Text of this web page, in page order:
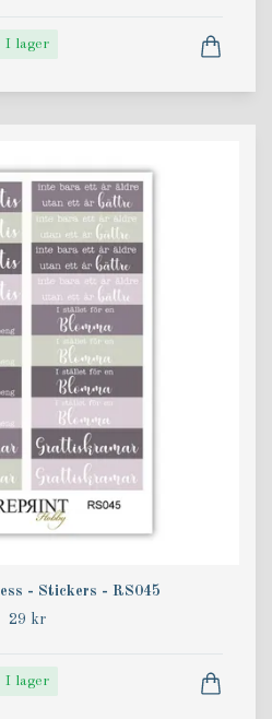
I lager
- Stickers - RS045
29 kr
I lager